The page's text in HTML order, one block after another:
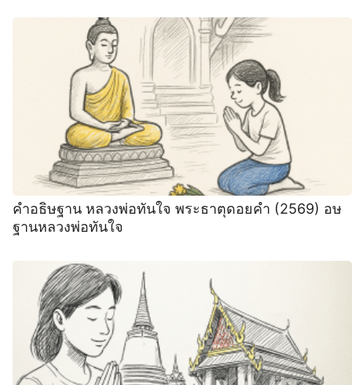
คำอธิษฐาน หลวงพ่อทันใจ พระธาตุดอยคำ (2569) อษ
ฐานหลวงพ่อทันใจ